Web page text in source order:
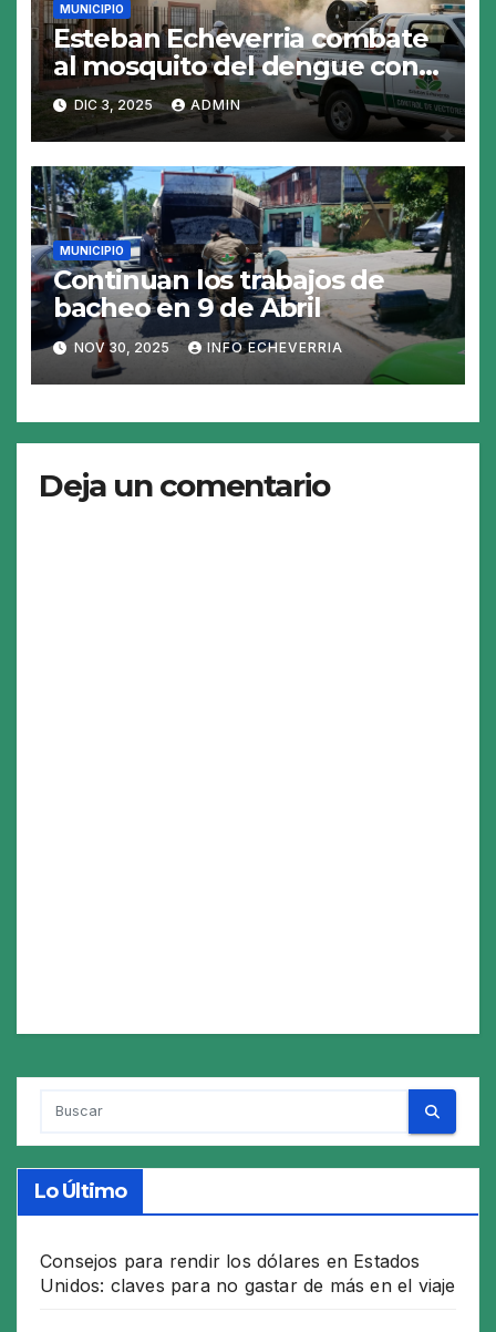
MUNICIPIO
Esteban Echeverria combate
al mosquito del dengue con
fumigacion
DIC 3, 2025 ADMIN
MUNICIPIO
Continuan los trabajos de
bacheo en 9 de Abril
NOV 30, 2025 INFO ECHEVERRIA
Deja un comentario
Lo Último
Consejos para rendir los dólares en Estados
Unidos: claves para no gastar de más en el viaje